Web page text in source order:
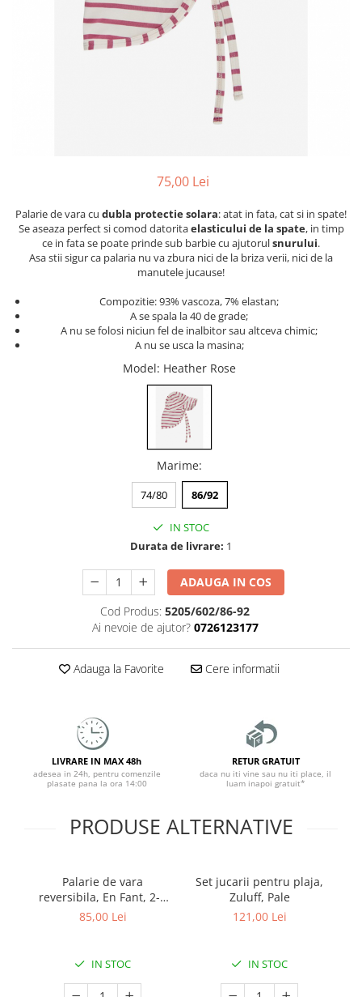
Jucarii pentru dentitie
CHARLIE BANANA
MY CARRY POTTY
Chilotei de antrenament la olita
Olite si reductoare
75,00 Lei
Palarie de vara cu dubla protectiesolara: atat in fata, cat si in spate!
Se aseaza perfect si comod datoritaelasticului de la spate, in timp
ce in fata se poate prinde sub barbie cu ajutorulsnurului.
Asa stii sigur ca palaria nu va zbura nici de la briza verii, nici de la
manutele jucause!
Compozitie: 93% vascoza, 7% elastan;
A se spala la 40 de grade;
A nu se folosi niciun fel de inalbitor sau altceva chimic;
A nu se usca la masina;
Model: Heather Rose
Marime:
74/80 86/92
IN STOC
Durata de livrare: 1
ADAUGA IN COS
Cod Produs: 5205/602/86-92
Ai nevoie de ajutor? 0726123177
Adauga la Favorite Cere informatii
LIVRARE IN MAX 48h
adesea in 24h, pentru comenzile
plasate pana la ora 14:00
RETUR GRATUIT
daca nu iti vine sau nu iti place, il
luam inapoi gratuit*
PRODUSE ALTERNATIVE
Palarie de vara
reversibila, En Fant, 2-4
ani, Withered Rose
85,00 Lei
IN STOC
Set jucarii pentru plaja,
Zuluff, Pale
121,00 Lei
IN STOC